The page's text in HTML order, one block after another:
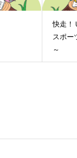
快走！
スポー
～